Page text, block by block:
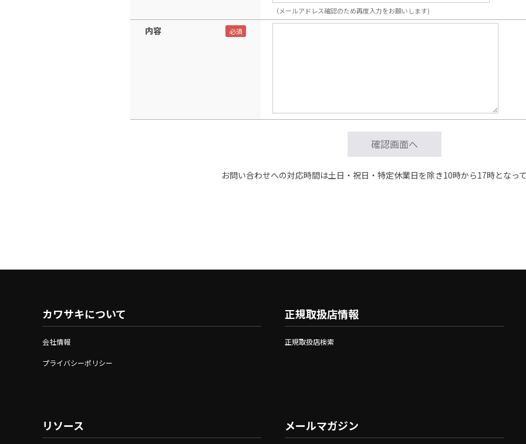
（メールアドレス確認のため再度入力をお願いします)
内容
お問い合わせへの対応時間は土日・祝日・特定休業日を除き10時から17時となって
カワサキについて
会社情報
プライバシーポリシー
リソース
正規取扱店情報
正規取扱店検索
メールマガジン